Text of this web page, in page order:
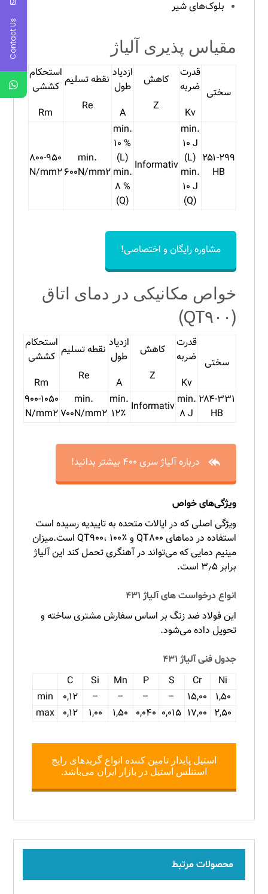
بلوک‌های شیر
مقیاس پذیری آلیاژ
سختی
قدرت
ضربه
Kv
کاهش
Z
ازدیاد
طول
A
نقطه تسلیم
Re
استحکام
کششی
Rm
۲۵۱-۲۹۹
HB
min.
۱۰ J
(L)
min.
۱۰ J
(Q)
Informativ
min.
۱۰ %
(L)
min.
۸ %
(Q)
min.
۶۰۰N/mm۲
۸۰۰-۹۵۰
N/mm۲
مشاوره رایگان و اختصاصی!
خواص مکانیکی در دمای اتاق
(QT۹۰۰)
سختی
قدرت
ضربه
Kv
کاهش
Z
ازدیاد
طول
A
نقطه تسلیم
Re
استحکام
کششی
Rm
۲۸۴-۳۳۱
HB
min.
۸ J Informativ
min.
۱۲٪
min.
۷۰۰N/mm۲
۹۰۰-۱۰۵۰
N/mm۲
درباره آلیاژ سری ۴۰۰ بیشتر بدانید!
ویژگی‌های خواص
ویژگی اصلی که در ایالات متحده به تاییدیه رسیده است
استفاده در دماهای QT۸۰۰ و QT۹۰۰، ۱۰۰٪ است.میزان
مینیم دمایی که می‌تواند در آهنگری تحمل کند این آلیاژ
برابر ۳٫۵ است.
انواع درخواست های آلیاژ ۴۳۱
این فولاد ضد زنگ بر اساس سفارش مشتری ساخته و
تحویل داده می‌شود.
جدول فنی آلیاژ ۴۳۱
Ni
Cr
S
P
Mn
Si
C
۱,۵۰
۱۵,۰۰ –
–
–
– ۰,۱۲
min
۲,۵۰ ۱۷,۰۰ ۰,۰۱۵ ۰,۰۴۰ ۱,۵۰ ۱,۰۰ ۰,۱۲ max
استیل پایدار تامین کننده انواع گریدهای رایج
استنلس استیل در بازار ایران می‌باشد.
محصولات مرتبط
Contact Us